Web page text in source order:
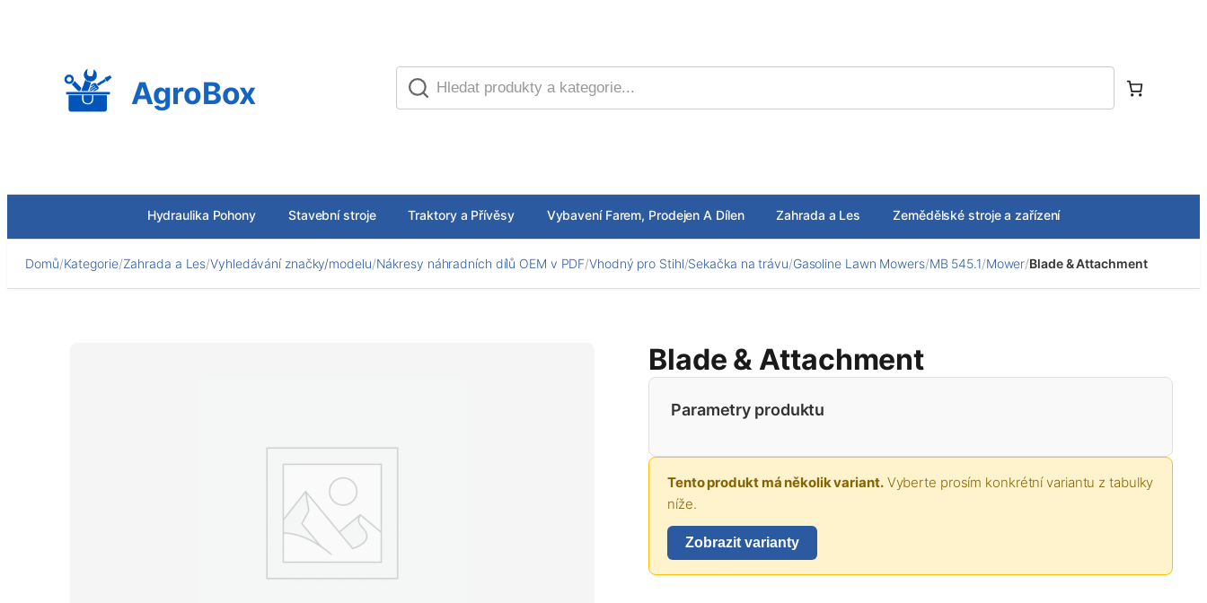
AgroBox
Hydraulika Pohony Stavební stroje Traktory a Přívěsy Vybavení Farem, Prodejen A Dílen Zahrada a Les Zemědělské stroje a zařízení
Domů/Kategorie/Zahrada a Les/Vyhledávání značky/modelu/Nákresy náhradních dílů OEM v PDF/Vhodný pro Stihl/Sekačka na trávu/Gasoline Lawn Mowers/MB 545.1/Mower/Blade & Attachment
Blade & Attachment
Parametry produktu
Tento produkt má několik variant.Vyberte prosím konkrétní variantu z tabulky
níže.
Zobrazit varianty